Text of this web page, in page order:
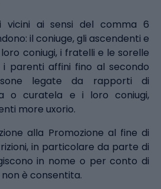
vicini ai sensi del comma 6
il coniuge, gli ascendenti e
coniugi, i fratelli e le sorelle
i parenti affini fino al secondo
legate da rapporti di
o curatela e i loro coniugi,
more uxorio.
alla Promozione al fine di
in particolare da parte di
in nome o per conto di
è consentita.